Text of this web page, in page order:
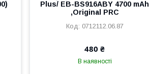
Plus/ EB-BS916ABY 4700 mAh
,Original PRC
0712112.06.87
480 ₴
В наявності